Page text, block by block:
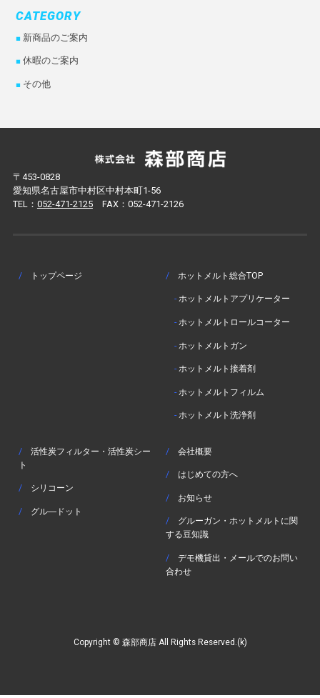
CATEGORY
新商品のご案内
休暇のご案内
その他
〒453-0828
愛知県名古屋市中村区中村本町1-56
TEL： 052-471-2125FAX：052-471-2126
/ トップページ / ホットメルト総合TOP
-ホットメルトアプリケーター
- ホットメルトロールコーター
- ホットメルトガン
-ホットメルト接着剤
- ホットメルトフィルム
-ホットメルト洗浄剤
/ 活性炭フィルター・活性炭シー
ト
/ シリコーン
/ グル―ドット
/ 会社概要
/ はじめての方へ
/ お知らせ
/ グルーガン・ホットメルトに関
する豆知識
/ デモ機貸出・メールでのお問い
合わせ
Copyright © 森部商店 All Rights Reserved.(k)